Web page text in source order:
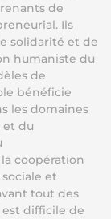
de
Ils
solidarité et de
humaniste du
de
bénéficie
les domaines
et du
coopération
et
tout des
difficile de